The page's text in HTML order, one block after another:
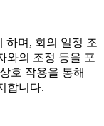
하며, 회의 일정 조
와의 조정 등을 포
호 작용을 통해
합니다.